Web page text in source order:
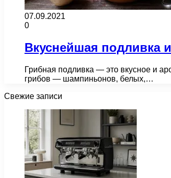
07.09.2021
0
Вкуснейшая подливка
Грибная подливка — это вкусное и
грибов — шампиньонов, белых,…
Свежие записи